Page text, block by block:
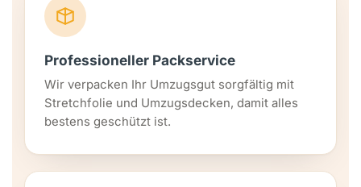
Professioneller Packservice
Wir verpacken Ihr Umzugsgut sorgfältig mit
Stretchfolie und Umzugsdecken, damit alles
bestens geschützt ist.